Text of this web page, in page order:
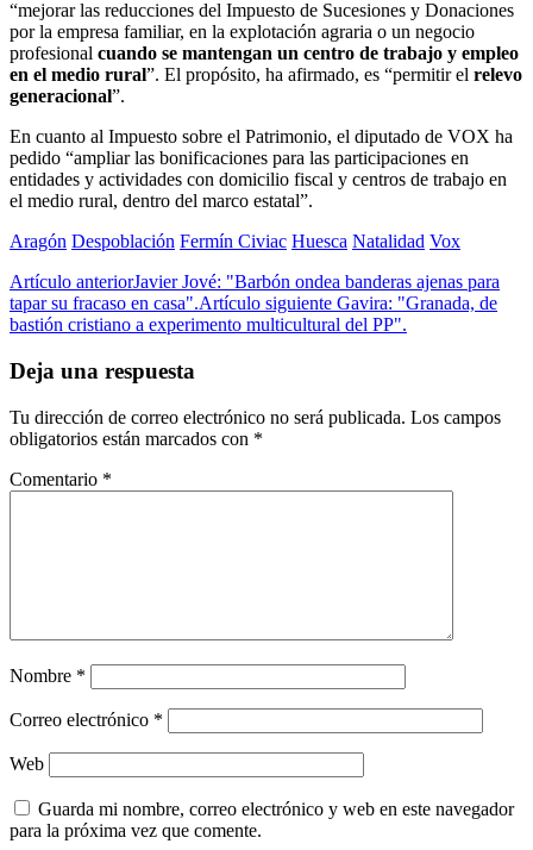
“mejorar las reducciones del Impuesto de Sucesiones y Donaciones
por la empresa familiar, en la explotación agraria o un negocio
profesional cuando se mantengan un centro de trabajo y empleo
en el medio rural”. El propósito, ha afirmado, es “permitir el relevo
generacional”.
En cuanto al Impuesto sobre el Patrimonio, el diputado de VOX ha
pedido “ampliar las bonificaciones para las participaciones en
entidades y actividades con domicilio fiscal y centros de trabajo en
el medio rural, dentro del marco estatal”.
Aragón Despoblación Fermín Civiac Huesca Natalidad Vox
Artículo anteriorJavier Jové: "Barbón ondea banderas ajenas para
tapar su fracaso en casa".Artículo siguiente Gavira: "Granada, de
bastión cristiano a experimento multicultural del PP".
Deja una respuesta
Tu dirección de correo electrónico no será publicada. Los campos
obligatorios están marcados con *
Comentario *
Nombre *
Correo electrónico *
Web
Guarda mi nombre, correo electrónico y web en este navegador
para la próxima vez que comente.